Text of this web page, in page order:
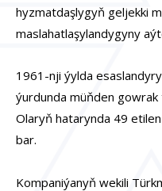
hyzmatdaşlygyň geljekki
maslahatlaşylandygyny
1961-nji ýylda
ýurdunda müňden
Olaryň hatarynda 49
bar.
Kompaniýanyň wekili